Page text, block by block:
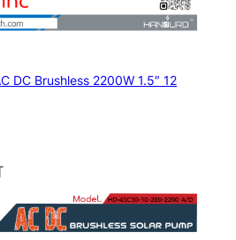
DC Brushless 2200W 1.5″ 12